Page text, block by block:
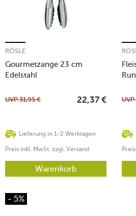
Gourmetzange 23 cm
Edelstahl
RÖSLE
Lieferung in 1-2 Werktagen
UVP31,95 € 22,37 €
Preis inkl. MwSt. zzgl. Versand
Warenkorb
UVP
- 5%